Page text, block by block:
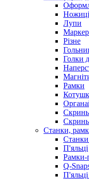
Ножиці
Лупи
Різне
Голки
Рамки
Станки,
П'яльці
Рамки-
Q-
П'яльці